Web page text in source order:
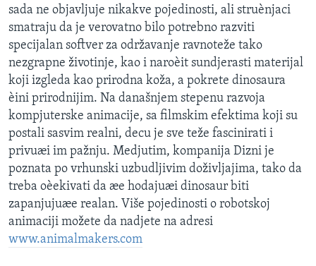
sada ne objavljuje nikakve pojedinosti, ali struènjaci
smatraju da je verovatno bilo potrebno razviti
specijalan softver za održavanje ravnoteže tako
nezgrapne životinje, kao i naroèit sundjerasti materijal
koji izgleda kao prirodna koža, a pokrete dinosaura
èini prirodnijim. Na današnjem stepenu razvoja
kompjuterske animacije, sa filmskim efektima koji su
postali sasvim realni, decu je sve teže fascinirati i
privuæi im pažnju. Medjutim, kompanija Dizni je
poznata po vrhunski uzbudljivim doživljajima, tako da
treba oèekivati da æe hodajuæi dinosaur biti
zapanjujuæe realan. Više pojedinosti o robotskoj
animaciji možete da nadjete na adresi
www.animalmakers.com